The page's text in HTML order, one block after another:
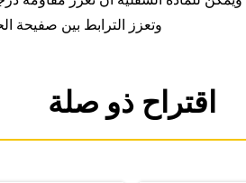
وتعزز الترابط بين صفيحة
اقتراح ذو صلة